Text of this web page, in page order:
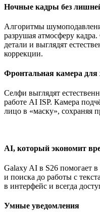
Ночные кадры без
Алгоритмы
разрушая атмосферу
детали и выглядят
коррекции.
Фронтальная камера
Селфи выглядят
работе AI ISP. Камера
лицо в «маску», сохраняя
AI, который экономит
Galaxy AI в S26 помогает в
и поиска до работы с
в интерфейс и всегда
Умные уведомления